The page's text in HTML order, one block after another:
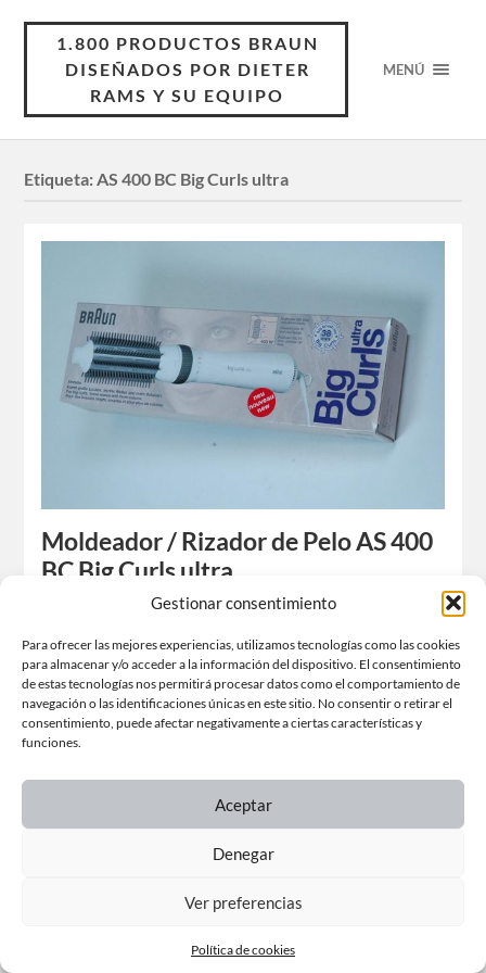
Gestionar consentimiento
Para ofrecer las mejores experiencias, utilizamos tecnologías como las cookies
para almacenar y/o acceder a la información del dispositivo. El consentimiento
de estas tecnologías nos permitirá procesar datos como el comportamiento de
navegación o las identificaciones únicas en este sitio. No consentir o retirar el
consentimiento, puede afectar negativamente a ciertas características y
funciones.
Aceptar
Denegar
Ver preferencias
Política de cookies
1.800 PRODUCTOS BRAUN
DISEÑADOS POR DIETER
RAMS Y SU EQUIPO
MENÚ
Etiqueta:AS 400 BC Big Curls ultra
Moldeador / Rizador de Pelo AS 400
BC Big Curls ultra
Cornelia Seifert ( 1995 )